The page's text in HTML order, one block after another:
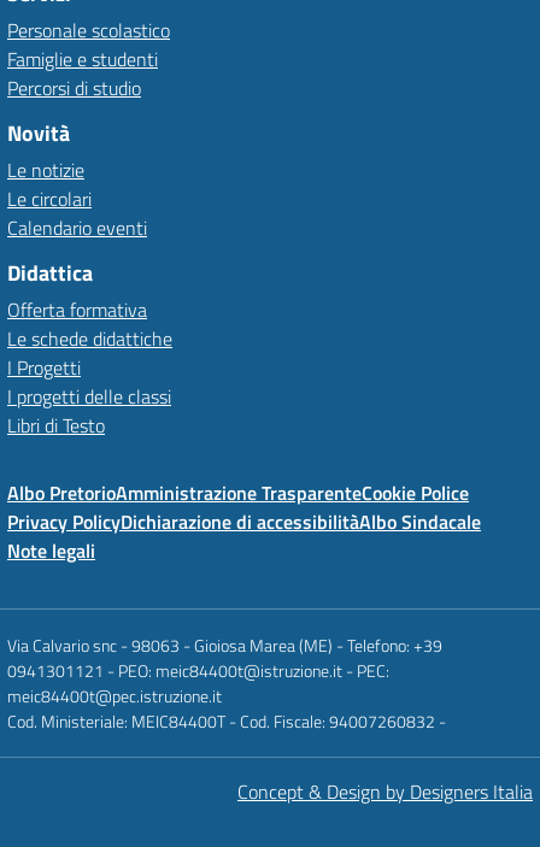
Personale scolastico
Famiglie e studenti
Percorsi di studio
Novità
Le notizie
Le circolari
Calendario eventi
Didattica
Offerta formativa
Le schede didattiche
I Progetti
I progetti delle classi
Libri di Testo
Albo PretorioAmministrazione TrasparenteCookie Police
Privacy PolicyDichiarazione di accessibilitàAlbo Sindacale
Note legali
Via Calvario snc - 98063 - Gioiosa Marea (ME) - Telefono: +39
0941301121 - PEO: meic84400t@istruzione.it - PEC:
meic84400t@pec.istruzione.it
Cod. Ministeriale: MEIC84400T - Cod. Fiscale: 94007260832 -
Concept & Design by Designers Italia